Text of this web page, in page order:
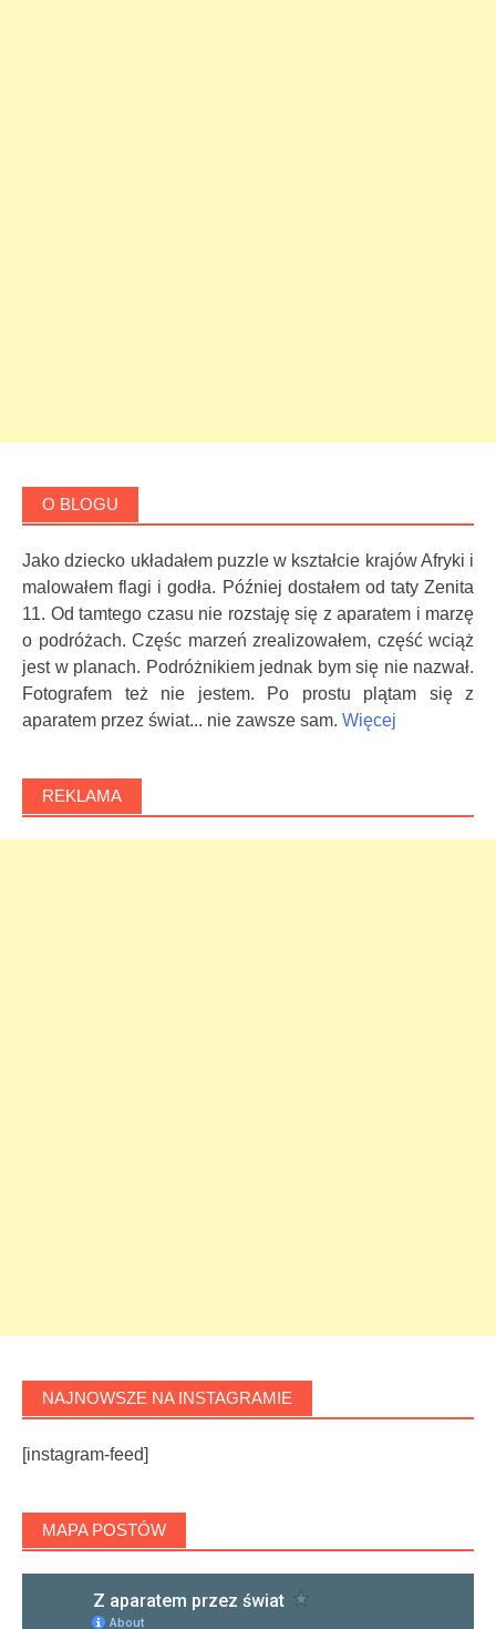
O BLOGU
Jako dziecko układałem puzzle w kształcie krajów Afryki i
malowałem flagi i godła. Później dostałem od taty Zenita
11. Od tamtego czasu nie rozstaję się z aparatem i marzę
o podróżach. Częśc marzeń zrealizowałem, część wciąż
jest w planach. Podróżnikiem jednak bym się nie nazwał.
Fotografem też nie jestem. Po prostu plątam się z
aparatem przez świat... nie zawsze sam. Więcej
REKLAMA
NAJNOWSZE NA INSTAGRAMIE
[instagram-feed]
MAPA POSTÓW